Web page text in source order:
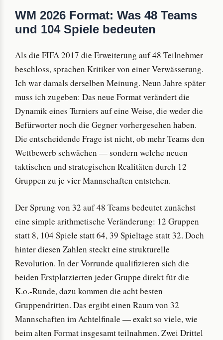
WM 2026 Format: Was 48 Teams
und 104 Spiele bedeuten
Als die FIFA 2017 die Erweiterung auf 48 Teilnehmer
beschloss, sprachen Kritiker von einer Verwässerung.
Ich war damals derselben Meinung. Neun Jahre später
muss ich zugeben: Das neue Format verändert die
Dynamik eines Turniers auf eine Weise, die weder die
Befürworter noch die Gegner vorhergesehen haben.
Die entscheidende Frage ist nicht, ob mehr Teams den
Wettbewerb schwächen — sondern welche neuen
taktischen und strategischen Realitäten durch 12
Gruppen zu je vier Mannschaften entstehen.
Der Sprung von 32 auf 48 Teams bedeutet zunächst
eine simple arithmetische Veränderung: 12 Gruppen
statt 8, 104 Spiele statt 64, 39 Spieltage statt 32. Doch
hinter diesen Zahlen steckt eine strukturelle
Revolution. In der Vorrunde qualifizieren sich die
beiden Erstplatzierten jeder Gruppe direkt für die
K.o.-Runde, dazu kommen die acht besten
Gruppendritten. Das ergibt einen Raum von 32
Mannschaften im Achtelfinale — exakt so viele, wie
beim alten Format insgesamt teilnahmen. Zwei Drittel